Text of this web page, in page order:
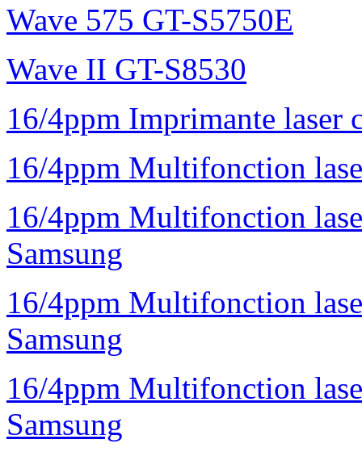
Wave 575 GT-S5750E
Wave II GT-S8530
16/4ppm Imprimante laser
16/4ppm Multifonction
16/4ppm Multifonction
Samsung
16/4ppm Multifonction
Samsung
16/4ppm Multifonction
Samsung